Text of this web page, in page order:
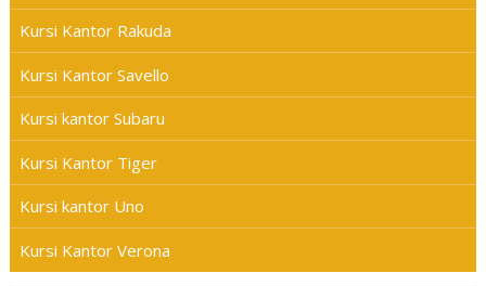
Kursi Kantor Rakuda
Kursi Kantor Savello
Kursi kantor Subaru
Kursi Kantor Tiger
Kursi kantor Uno
Kursi Kantor Verona